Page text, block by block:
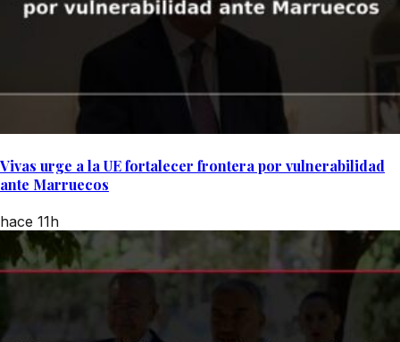
Vivas urge a la UE fortalecer frontera por vulnerabilidad
ante Marruecos
hace 11h